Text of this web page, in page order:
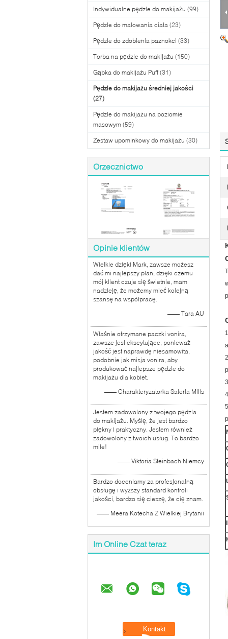
Indywidualne pędzle do makijażu (99)
Pędzle do malowania ciała (23)
Pędzle do zdobienia paznokci (33)
Torba na pędzle do makijażu (150)
Gąbka do makijażu Puff (31)
Pędzle do makijażu średniej jakości
(27)
Pędzle do makijażu na poziomie
masowym (59)
Zestaw upominkowy do makijażu (30)
Orzecznictwo
Opinie klientów
Wielkie dzięki Mark, zawsze możesz
dać mi najlepszy plan, dzięki czemu
mój klient czuje się świetnie, mam
nadzieję, że możemy mieć kolejną
szansę na współpracę.
—— Tara AU
Właśnie otrzymane paczki vonira,
zawsze jest ekscytujące, ponieważ
jakość jest naprawdę niesamowita,
podobnie jak misja vonira, aby
produkować najlepsze pędzle do
makijażu dla kobiet.
—— Charakteryzatorka Sateria Mills
Jestem zadowolony z twojego pędzla
do makijażu. Myślę, że jest bardzo
piękny i praktyczny. Jestem również
zadowolony z twoich usług. To bardzo
miłe!
—— Viktoria Steinbach Niemcy
Bardzo doceniamy za profesjonalną
obsługę i wyższy standard kontroli
jakości, bardzo się cieszę, że cię znam.
—— Meera Kotecha Z Wielkiej Brytanii
Im Online Czat teraz